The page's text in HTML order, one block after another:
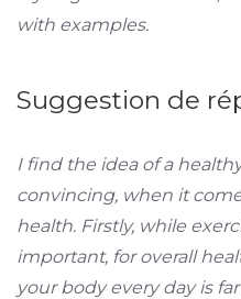
with examples.
Suggestion de
I find the idea of a
convincing, when it
health. Firstly, while
important, for overall
your body every day is